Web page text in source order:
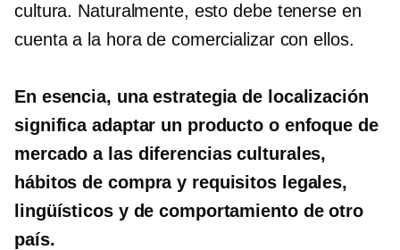
cultura. Naturalmente, esto debe tenerse en
cuenta a la hora de comercializar con ellos.
En esencia, una estrategia de localización
significa adaptar un producto o enfoque de
mercado a las diferencias culturales,
hábitos de compra y requisitos legales,
lingüísticos y de comportamiento de otro
país.